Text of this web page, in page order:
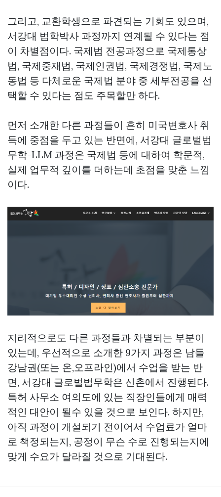
그리고, 교환학생으로 파견되는 기회도 있으며,
서강대 법학박사 과정까지 연계될 수 있다는 점
이 차별점이다. 국제법 전공과정으로 국제통상
법, 국제중재법, 국제인권법, 국제경쟁법, 국제노
동법 등 다체로운 국제법 분야 중 세부전공을 선
택할 수 있다는 점도 주목할만 하다.
먼저 소개한 다른 과정들이 흔히 미국변호사 취
득에 중점을 두고 있는 반면에, 서강대 글로벌법
무학-LLM 과정은 국제법 등에 대하여 학문적,
실제 업무적 깊이를 더하는데 초점을 맞춘 느낌
이다.
지리적으로도 다른 과정들과 차별되는 부분이
있는데, 우선적으로 소개한 9가지 과정은 남들
강남권(또는 온,오프라인)에서 수업을 받는 반
면, 서강대 글로벌법무학은 신촌에서 진행된다.
특허 사무소 여의도에 있는 직장인들에게 매력
적인 대안이 될수 있을 것으로 보인다. 하지만,
아직 과정이 개설되기 전이어서 수업료가 얼마
로 책정되는지, 공정이 무슨 수로 진행되는지에
맞게 수요가 달라질 것으로 기대된다.